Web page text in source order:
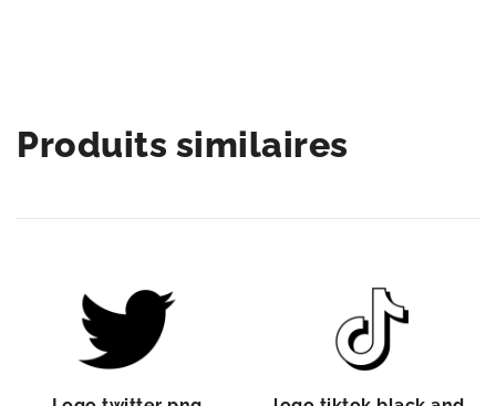
Produits similaires